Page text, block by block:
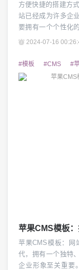
方便快捷的搭建方式，让您
站已经成为许多企
要拥有一个个性化
果CMS模板可以带
键搭建个性网站成为可能。 1. 强大的功能
丰富多样的功能，
2024-07-16
#模板 #CMS #
苹果CMS模板
苹果CMS模板：网站设计的最
代，拥有一个独特
企业形象至关重要